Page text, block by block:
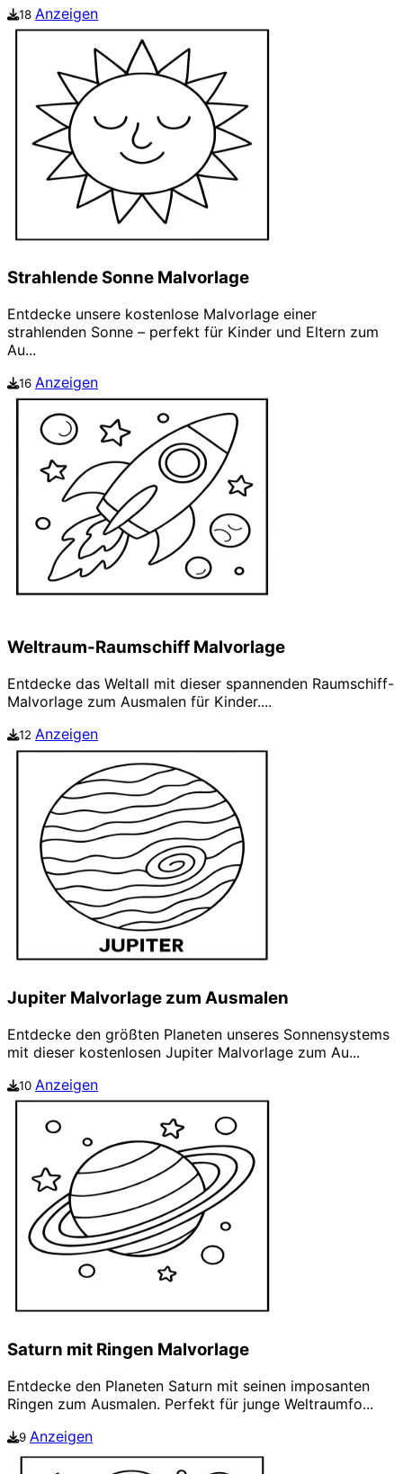
18 Anzeigen
Strahlende Sonne Malvorlage
Entdecke unsere kostenlose Malvorlage einer
strahlenden Sonne – perfekt für Kinder und Eltern zum
Au...
16 Anzeigen
Weltraum-Raumschiff Malvorlage
Entdecke das Weltall mit dieser spannenden Raumschiff-
Malvorlage zum Ausmalen für Kinder....
12 Anzeigen
Jupiter Malvorlage zum Ausmalen
Entdecke den größten Planeten unseres Sonnensystems
mit dieser kostenlosen Jupiter Malvorlage zum Au...
10 Anzeigen
Saturn mit Ringen Malvorlage
Entdecke den Planeten Saturn mit seinen imposanten
Ringen zum Ausmalen. Perfekt für junge Weltraumfo...
9 Anzeigen